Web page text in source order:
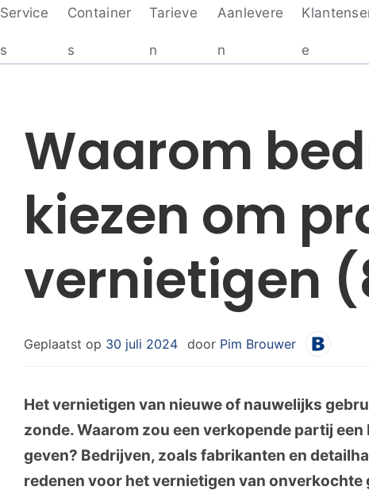
Service
s
Container
s
Tarieve
n
Aanlevere
n e
Waarom
kiezen om
vernietigen
Geplaatst op 30 juli 2024 door Pim Brouwer
Het vernietigen van nieuwe of nauwelijks
zonde. Waarom zou een verkopende partij
geven? Bedrijven, zoals fabrikanten en
redenen voor het vernietigen van